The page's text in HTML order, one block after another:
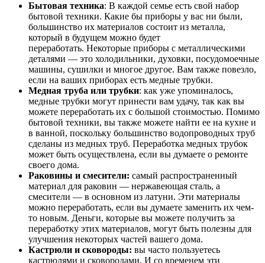
Бытовая техника: В каждой семье есть свой набор
бытовой техники. Какие бы приборы у вас ни были,
большинство их материалов состоит из металла,
который в будущем можно будет
переработать. Некоторые приборы с металлическими
деталями — это холодильники, духовки, посудомоечные
машины, сушилки и многое другое. Вам также повезло,
если на ваших приборах есть медные трубки.
Медная труба или трубки: как уже упоминалось,
медные трубки могут принести вам удачу, так как вы
можете переработать их с большой стоимостью. Помимо
бытовой техники, вы также можете найти ее на кухне и
в ванной, поскольку большинство водопроводных труб
сделаны из медных труб. Переработка медных трубок
может быть осуществлена, если вы думаете о ремонте
своего дома.
Раковины и смесители: самый распространенный
материал для раковин — нержавеющая сталь, а
смесители — в основном из латуни. Эти материалы
можно переработать, если вы думаете заменить их чем-
то новым. Деньги, которые вы можете получить за
переработку этих материалов, могут быть полезны для
улучшения некоторых частей вашего дома.
Кастрюли и сковороды: вы часто пользуетесь
кастрюлями и сковородами. И со временем эти